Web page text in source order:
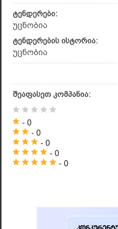
ტენდერები:
უცნობია
ტენდერების ისტორია:
უცნობია
შეაფასეთ კომპანია:
- 0
- 0
- 0
- 0
- 0